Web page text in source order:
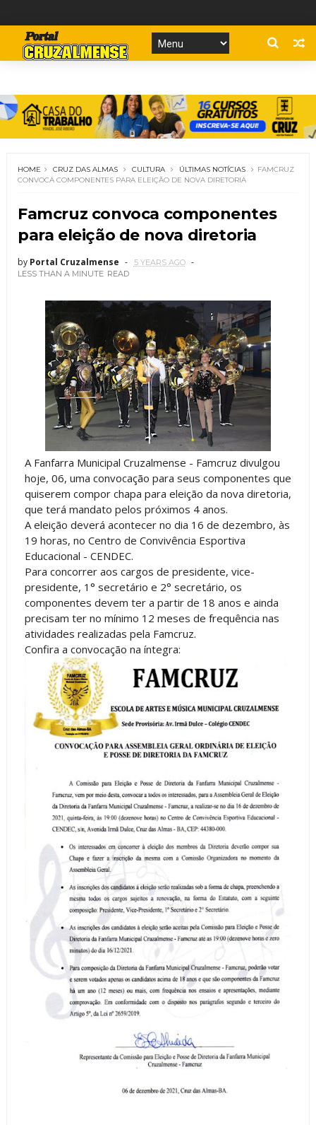
HOME CRUZ DAS ALMAS CULTURA ÚLTIMAS NOTÍCIAS
FAMCRUZ
CONVOCA COMPONENTES PARA ELEIÇÃO DE NOVA DIRETORIA
Famcruz convoca componentes
para eleição de nova diretoria
by Portal Cruzalmense
5 YEARS AGO
LESS THAN A MINUTE READ
A Fanfarra Municipal Cruzalmense - Famcruz divulgou
hoje, 06, uma convocação para seus componentes que
quiserem compor chapa para eleição da nova diretoria,
que terá mandato pelos próximos 4 anos.
A eleição deverá acontecer no dia 16 de dezembro, às
19 horas, no Centro de Convivência Esportiva
Educacional - CENDEC.
Para concorrer aos cargos de presidente, vice-
presidente, 1° secretário e 2° secretário, os
componentes devem ter a partir de 18 anos e ainda
precisam ter no mínimo 12 meses de frequência nas
atividades realizadas pela Famcruz.
Confira a convocação na íntegra: